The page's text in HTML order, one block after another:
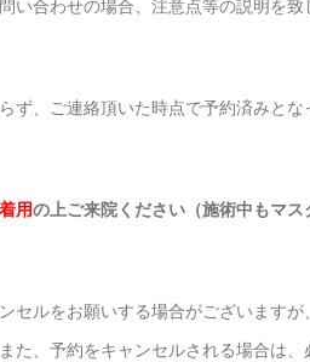
い合わせの場合、注意点等の説明を
ず、ご連絡頂いた時点で予約済みとな
用の上ご来院ください（施術中もマス
セルをお願いする場合がございます
た、予約をキャンセルされる場合は、